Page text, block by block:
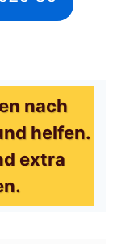
nach
helfen.
extra